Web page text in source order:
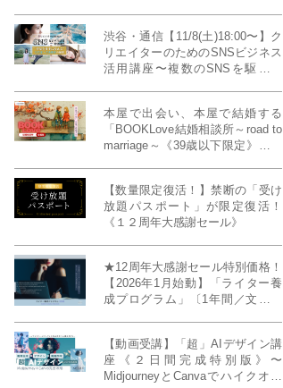
MILLENNIUM THINKING アメリ
カ最高峰大学の人気講義』
渋谷・通信【11/8(土)18:00〜】ク
リエイターのためのSNSビジネス
活用講座〜複数のSNSを駆使し
成ラボPresents》
本屋で出会い、本屋で結婚する
「BOOKLove結婚相談所～road to
marriage～《39歳以下限定》」全
【数量限定復活！】禁断の「受け
放題パスポート」が限定復活！
《１２周年大感謝セール》
★12周年大感謝セール特別価格！
【2026年1月始動】「ライター養
成プログラム」〔1年間／文章講
ー”へ、全国どこからでも。〜《全
店舗リアルタイム参加OK／録画
視聴対応／限定4席》
【動画受講】「超」AIデザイン講
座《２日間完成特別版》〜
MidjourneyとCanvaでハイクオリ